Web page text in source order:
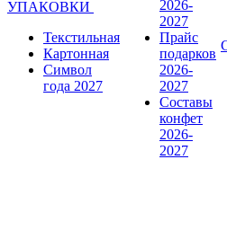
УПАКОВКИ
Текстильная
Картонная
Символ
года 2027
2026-
2027
Прайс
подарков
2026-
2027
Составы
конфет
2026-
2027